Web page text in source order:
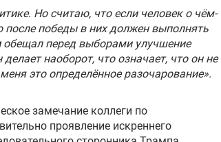
Но считаю, что если человек о чём-
после победы в них должен выполнять
обещал перед выборами улучшение
наоборот, что означает, что он не
это определённое разочарование».
замечание коллеги по
проявление искреннего